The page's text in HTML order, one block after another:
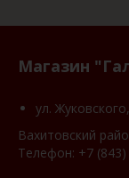
Магазин
ул.
Вахитовский
Телефон: +7